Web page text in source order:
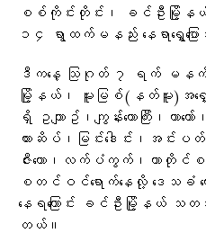
စစ်ကိုင်းတိုင်း၊ ခင်ဦးမြို့နယ်မှာ
၁၄ ရွာထက်မနည်း နေရာရွှေ့ပြေ
ဒီကနေ့ သြဂုတ် ၇ ရက် မန
မြို့နယ်၊ မူးမြစ်(နတ်မူး)အရှေ့
ရှိ ဥယျာဥ်၊ကျွန်းတောကြီး၊
ကားဆိပ်၊မြင်းဒေါင်း၊အင်း
ဇီးတော၊လက်ပံကွက်၊တာတိုင်စတဲ့
စတင်ဝင်ရောက်နေလို့ ဒေသခံ ထေ
နေရကြောင်း ခင်ဦးမြို့နယ် သတင်
တယ်။